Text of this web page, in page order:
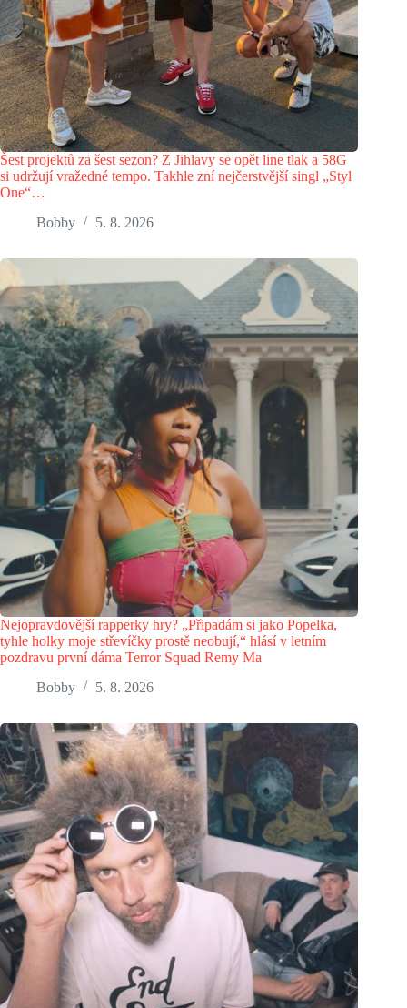
Šest projektů za šest sezon? Z Jihlavy se opět line tlak a 58G
si udržují vražedné tempo. Takhle zní nejčerstvější singl „Styl
One“…
Bobby
5. 8. 2026
Nejopravdovější rapperky hry? „Připadám si jako Popelka,
tyhle holky moje střevíčky prostě neobují,“ hlásí v letním
pozdravu první dáma Terror Squad Remy Ma
Bobby
5. 8. 2026